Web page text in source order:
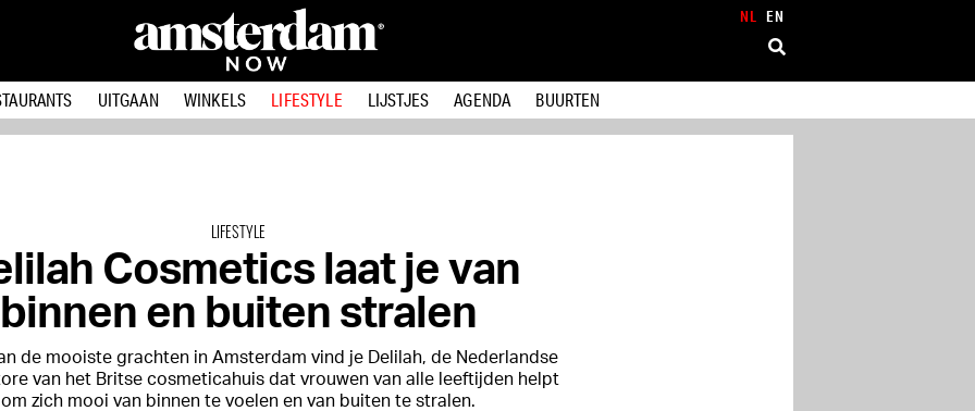
NL EN
UITGAAN WINKELS LIFESTYLE LIJSTJES AGENDA BUURTEN
LIFESTYLE
Cosmetics laat je van
binnen en buiten stralen
de mooiste grachten in Amsterdam vind je Delilah, de Nederlandse
van het Britse cosmeticahuis dat vrouwen van alle leeftijden helpt
om zich mooi van binnen te voelen en van buiten te stralen.